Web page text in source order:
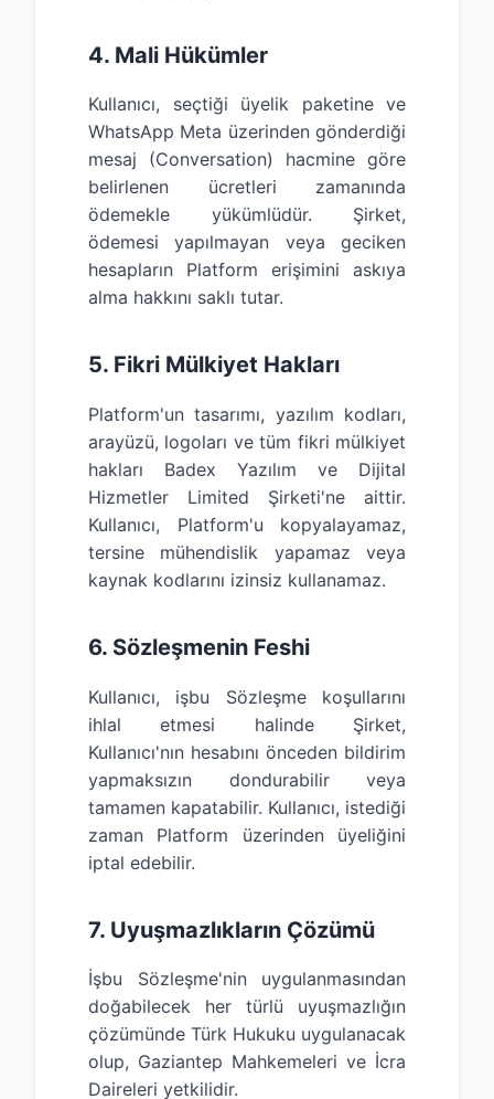
4. Mali Hükümler
Kullanıcı, seçtiği üyelik paketine ve
WhatsApp Meta üzerinden gönderdiği
mesaj (Conversation) hacmine göre
belirlenen ücretleri zamanında
ödemekle yükümlüdür. Şirket,
ödemesi yapılmayan veya geciken
hesapların Platform erişimini askıya
alma hakkını saklı tutar.
5. Fikri Mülkiyet Hakları
Platform'un tasarımı, yazılım kodları,
arayüzü, logoları ve tüm fikri mülkiyet
hakları Badex Yazılım ve Dijital
Hizmetler Limited Şirketi'ne aittir.
Kullanıcı, Platform'u kopyalayamaz,
tersine mühendislik yapamaz veya
kaynak kodlarını izinsiz kullanamaz.
6. Sözleşmenin Feshi
Kullanıcı, işbu Sözleşme koşullarını
ihlal etmesi halinde Şirket,
Kullanıcı'nın hesabını önceden bildirim
yapmaksızın dondurabilir veya
tamamen kapatabilir. Kullanıcı, istediği
zaman Platform üzerinden üyeliğini
iptal edebilir.
7. Uyuşmazlıkların Çözümü
İşbu Sözleşme'nin uygulanmasından
doğabilecek her türlü uyuşmazlığın
çözümünde Türk Hukuku uygulanacak
olup, Gaziantep Mahkemeleri ve İcra
Daireleri yetkilidir.